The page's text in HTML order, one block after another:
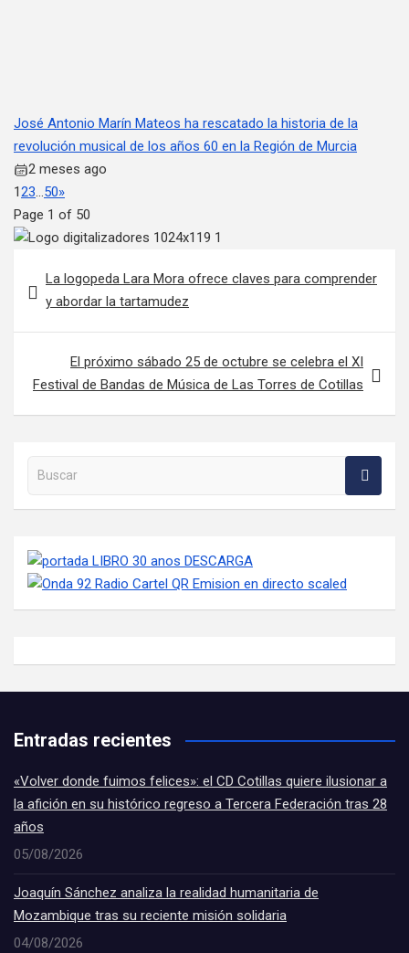
José Antonio Marín Mateos ha rescatado la historia de la
revolución musical de los años 60 en la Región de Murcia
2 meses ago
123…50»
Page 1 of 50
La logopeda Lara Mora ofrece claves para comprender
y abordar la tartamudez
El próximo sábado 25 de octubre se celebra el XI
Festival de Bandas de Música de Las Torres de Cotillas
Buscar en la web
Entradas recientes
«Volver donde fuimos felices»: el CD Cotillas quiere ilusionar a
la afición en su histórico regreso a Tercera Federación tras 28
años
05/08/2026
Joaquín Sánchez analiza la realidad humanitaria de
Mozambique tras su reciente misión solidaria
04/08/2026